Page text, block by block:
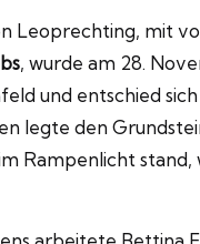
Leoprechting, mit
, wurde am 28.
und entschied
legte den
Rampenlicht